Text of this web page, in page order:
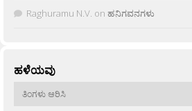
Raghuramu N.V. on ಹನಿಗವನಗಳು
ಹಳೆಯವು
ಹಳೆಯವು